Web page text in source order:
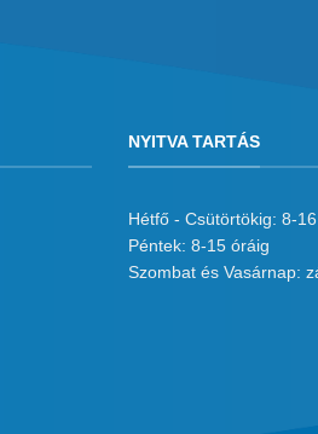
NYITVA TARTÁS
Hétfő - Csütörtökig: 8-
Péntek: 8-15 óráig
Szombat és Vasárnap: